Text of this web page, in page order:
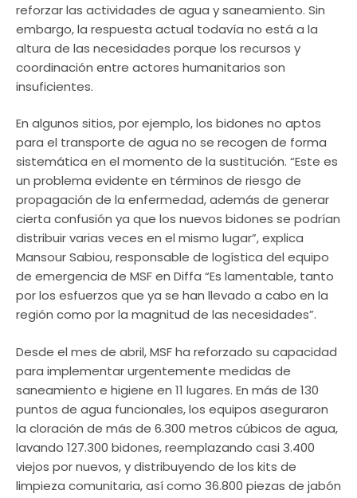
reforzar las actividades de agua y saneamiento. Sin
embargo, la respuesta actual todavía no está a la
altura de las necesidades porque los recursos y
coordinación entre actores humanitarios son
insuficientes.
En algunos sitios, por ejemplo, los bidones no aptos
para el transporte de agua no se recogen de forma
sistemática en el momento de la sustitución. “Este es
un problema evidente en términos de riesgo de
propagación de la enfermedad, además de generar
cierta confusión ya que los nuevos bidones se podrían
distribuir varias veces en el mismo lugar”, explica
Mansour Sabiou, responsable de logística del equipo
de emergencia de MSF en Diffa “Es lamentable, tanto
por los esfuerzos que ya se han llevado a cabo en la
región como por la magnitud de las necesidades”.
Desde el mes de abril, MSF ha reforzado su capacidad
para implementar urgentemente medidas de
saneamiento e higiene en 11 lugares. En más de 130
puntos de agua funcionales, los equipos aseguraron
la cloración de más de 6.300 metros cúbicos de agua,
lavando 127.300 bidones, reemplazando casi 3.400
viejos por nuevos, y distribuyendo de los kits de
limpieza comunitaria, así como 36.800 piezas de jabón